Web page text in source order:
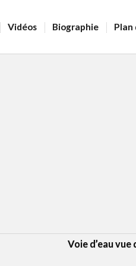
Vidéos Biographie Plan
Voie d’eau vue